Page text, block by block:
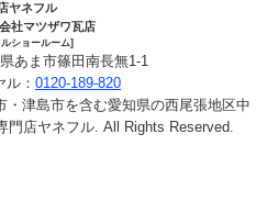
ヤネフル
社マツザワ瓦店
ショールーム]
あま市篠田南長無1-1
： 0120-189-820
津島市を含む愛知県の西尾張地区中
門店ヤネフル. All Rights Reserved.